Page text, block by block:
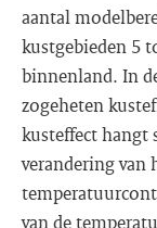
aantal
kustgebieden 5
binnenland. In
zogeheten
kusteffect hangt
verandering
van de